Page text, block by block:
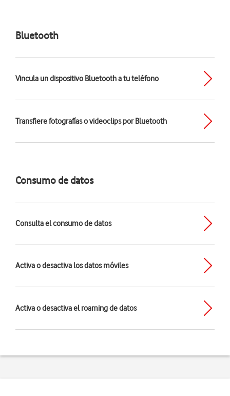
Bluetooth
Vincula un dispositivo Bluetooth a tu teléfono
Transfiere fotografías o videoclips por Bluetooth
Consumo de datos
Consulta el consumo de datos
Activa o desactiva los datos móviles
Activa o desactiva el roaming de datos